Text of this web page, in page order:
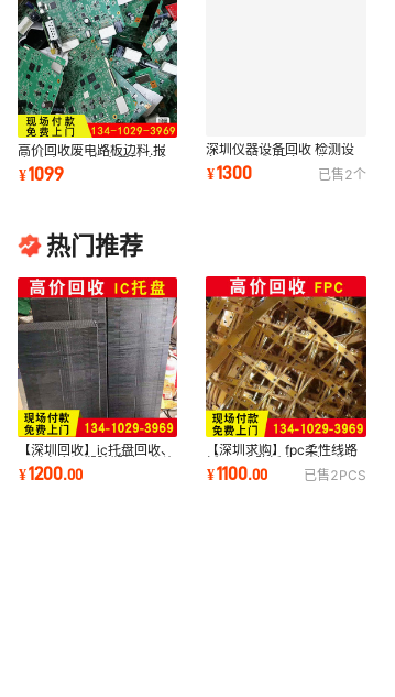
高价回收废电路板边料.报
废板.电子元件 金属镀金电
路板回收
¥1099
深圳仪器设备回收 检测设
备 仪器控制设备回收 工厂
废旧设备回收
¥1300 已售2个
热门推荐
【深圳回收】ic托盘回收、
IC托盘废旧塑胶塑料再生资
源废品回收
¥1200.00
【深圳求购】fpc柔性线路
板pcb电路板电子料再生资
源回收
¥1100.00 已售2PCS